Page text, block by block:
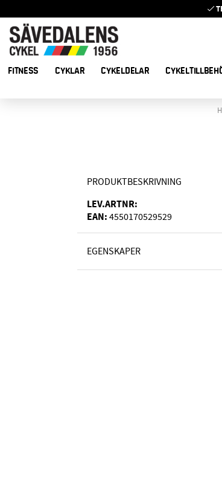
FITNESS CYKLAR CYKELDELAR
PRODUKTBESKRIVNING
LEV.ARTNR:
EAN: 4550170529529
EGENSKAPER